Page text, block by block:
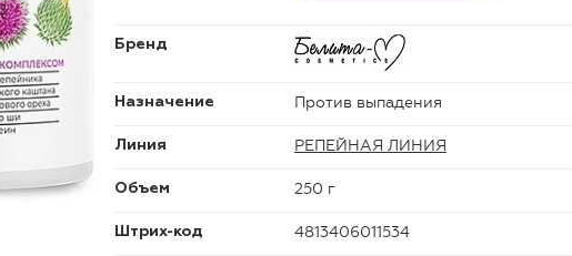
Бренд
Назначение Против выпадения
Линия РЕПЕЙНАЯ ЛИНИЯ
Объем 250 г
Штрих-код 4813406011534